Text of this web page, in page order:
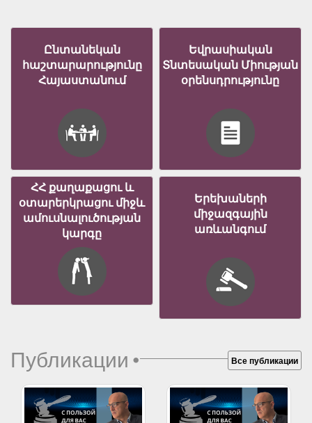
Ընտանեկան
հաշտարարությունը
Հայաստանում
Եվրասիական
Տնտեսական Միության
օրենսդրությունը
ՀՀ քաղաքացու և
օտարերկրացու միջև
ամուսնալուծության
կարգը
Երեխաների
միջազգային
առևանգում
Публикации• Все публикации